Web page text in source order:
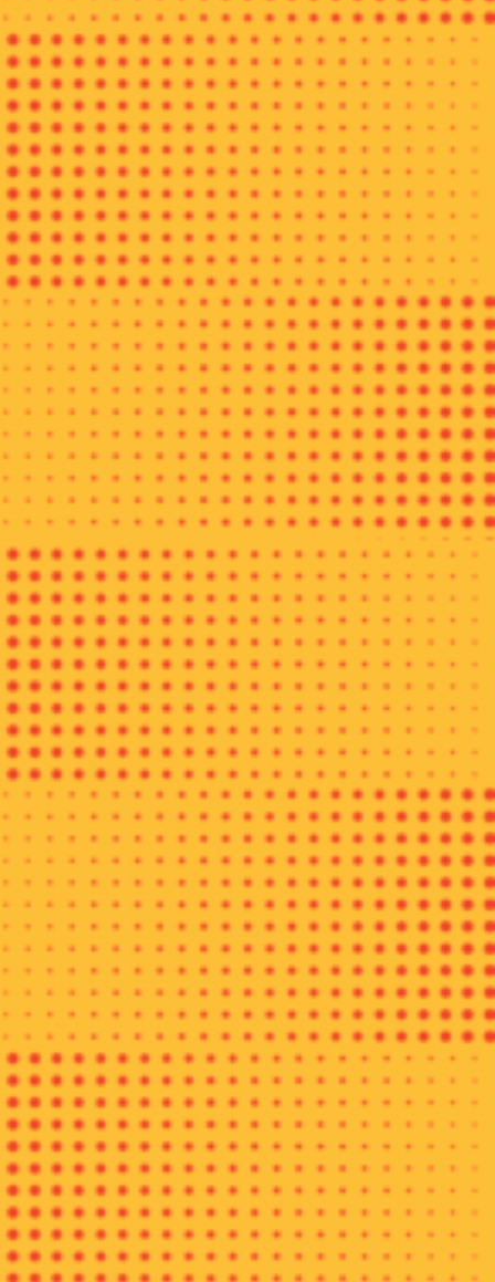
Miftakhutin (40), pelatih sekaligus perajin batik Rifaiyah
menjelaskan bahwa batik di daerah tersebut satu-satunya
pembatik yang masih menggunakan cara tradisional. Batik ini
merupakan batik yang khas karena selain motif-motifnya yang
khas tidak ada di tempat lain, karya ini juga mengambil spirit
dari ajaran KH Ahmad Rifai yang dituangkan ke dalam kain
tersebut.
“Batik ini
masih menggunakan teknik-teknik kuno jadi kita masih
menggunakan tekniknya seperti yang diajarkan orangtua kita
dulu. Saya mulai membatik sejak usia 9 tahun sampai
sekarang, berarti sudah 31 tahun, tekniknya masih tetap sama,
motifnya sama, pewarnaannya sama tidak berubah,” jelas
perempuan yang biasa disapa Uting saat ditemui
Indonesiatripnews.comdi Galeri & Workshop Batik Rifaiyah
Desa Kalipuceng Wetan, Batang, Rabu (3/5/18).
Lebih lanjut ia mengatakan, “Batik Rifaiyah masuk ke dalam
kategori batik pesisir dengan ciri khas gabungan batik klasik
dari Mataraman Solo dan Yogyakarta dengan sentuhan warna
coklat, merah sentuhan China dari lasem, dan biru dari pesisir
Batang dan Pekalongan”.
Batik asal Batang yang terkenal ini salah satunya adalah Batik
Tiga Negeri yang mewakili.dari perpaduan tiga daerah tersebut
dalam satu kain.
“Batik Tiga Negeri ini kita jual mulai dari Rp350 ribu – Rp3,5
juta. Itu kalau di sini kita jual murah, tapi kalau dijual di
pameran yang Rp350 ribu kita jual Rp700 ribu,” ungkapnya.
Harga yang ditawarkan dari batik tulis ini terbilang mahal,
karena proses pembuatan yang begitu lama memakan waktu
empat hingga enam bulan. Yang menjadikan batik ini istimewa
ialah kehalusan, motifnya, dan pewarnaanya. Tergantung
tingkat kesulitan motif dan kesibukan para pembatik di
Komunitas Batik Rifaiyah ini, karena tak semuanya
fuII-time
jadi pembatik.
Dari pantauan motif-motif batik tulis yang ada di tempat
tersebut antara lain motif lancur dan tambal, motif romo dan
peloati, motif pecinan, motif tambal, motif dalang dan ilaili, dan
masih banyak lainnya.
“Kita pakai sintetis, kalau jaman si mbah sayapakepewarna
alam (dari tumbuh-tumbuhan) tahun 70-an itu hilang kemudian
diganti naptol di generasi saya. Sebenarnya menurut mbah
saya itu nggak sulit tapi karena ada evolusi industri ada pupuk,
ada warna alam itu, kita jadi mau cepet karena warna alam itu
celupannya tujuh kali sampai 20 kali kalau yang kita buat
hanya dua sampai tiga kali sudah jadi. Kalau bukan warna
alam kita menggunakan teknik-teknik kuno sehingga tidak
luntur meski digunakan sampai puluhan tahun,” jelas Uting
lebih lanjut.
Kepala Bagian Biro Hukum Komunikasi Publik Kemenpar,
Setiap batik di daerah punya ciri khas masing-masing yang
menggambarkan kearifan lokal daerah. Dari motif, warna,
hingga corak bisa bermacam-macam. Batik Rifaiyah sendiri
motifnya kebanyakan menggambarkan tumbuhan, sangat
jarang ada motif hewan karena dalam ajaran Islam dilarang
untuk menggambarkan makhluk hidup kecuali yang berasal